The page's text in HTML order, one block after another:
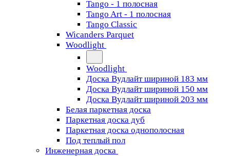
Tango - 1 полосная
Tango Art - 1 полосная
Tango Classiс
Wicanders Parquet
Woodlight
Woodlight
Доска Вудлайт шириной 183 мм
Доска Вудлайт шириной 150 мм
Доска Вудлайт шириной 203 мм
Белая паркетная доска
Паркетная доска дуб
Паркетная доска однополосная
Под теплый пол
Инженерная доска